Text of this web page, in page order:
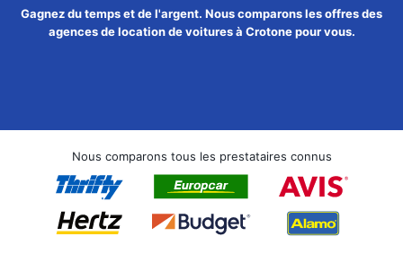
Gagnez du temps et de l'argent. Nous comparons les offres des
agences de location de voitures à Crotone pour vous.
Nous comparons tous les prestataires connus